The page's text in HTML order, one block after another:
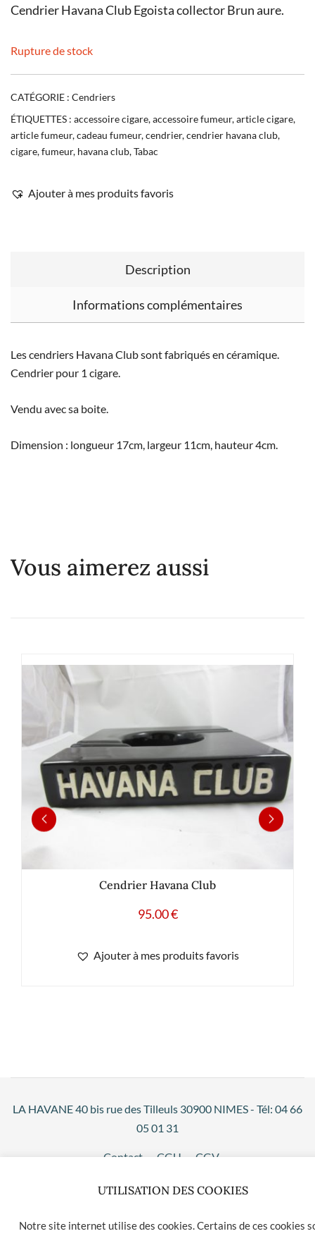
Cendrier Havana Club Egoista collector Brun aure.
Rupture de stock
CATÉGORIE : Cendriers
ÉTIQUETTES : accessoire cigare,accessoire fumeur,article cigare,
article fumeur,cadeau fumeur,cendrier,cendrier havana club,
cigare,fumeur, havana club,Tabac
Ajouter à mes produits favoris
Description
Informations complémentaires
Les cendriers Havana Club sont fabriqués en céramique.
Cendrier pour 1 cigare.
Vendu avec sa boite.
Dimension : longueur 17cm, largeur 11cm, hauteur 4cm.
Vous aimerez aussi
Cendrier Havana Club
95.00€
Ajouter à mes produits favoris
LA HAVANE 40 bis rue des Tilleuls 30900 NIMES - Tél: 04 66
05 01 31
Contact CGU CGV
UTILISATION DES COOKIES
Notre site internet utilise des cookies. Certains de ces cookies